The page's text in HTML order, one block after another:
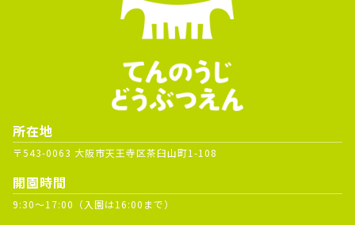
所在地
〒543-0063 大阪市天王寺区茶臼山町1-108
開園時間
9:30～17:00（入園は16:00まで）